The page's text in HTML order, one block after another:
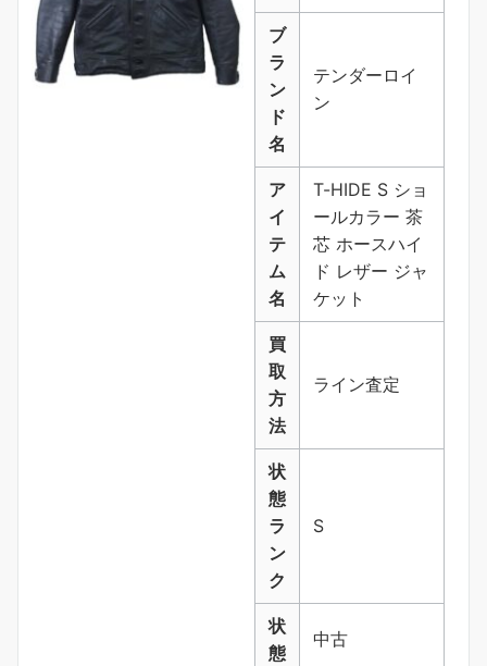
ブ
ラ
ン
ド
名
テンダーロイ
ン
ア
イ
テ
ム
名
T-HIDE S ショ
ールカラー 茶
芯 ホースハイ
ド レザー ジャ
ケット
買
取
方
法
ライン査定
状
態
ラ
ン
ク
S
状
態
中古